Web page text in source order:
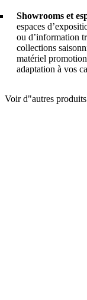
Showrooms et
espaces
ou d’information
collections
matériel
adaptation à vos
Voir d"autres